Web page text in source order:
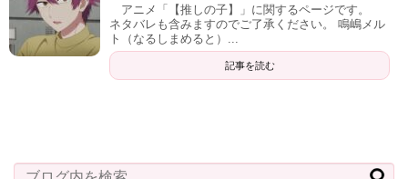
アニメ「【推しの子】」に関するページです。
ネタバレも含みますのでご了承ください。 鳴嶋メル
ト（なるしまめると）...
記事を読む